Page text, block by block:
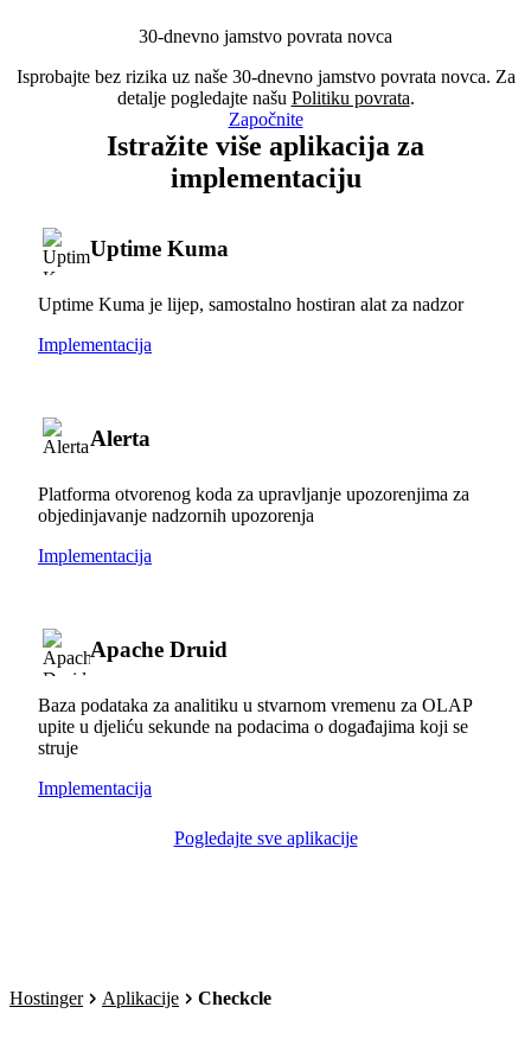
30-dnevno jamstvo povrata novca
Isprobajte bez rizika uz naše 30-dnevno jamstvo povrata novca. Za
detalje pogledajte našu Politiku povrata.
Započnite
Istražite više aplikacija za
implementaciju
Uptime Kuma
Uptime Kuma je lijep, samostalno hostiran alat za nadzor
Implementacija
Alerta
Platforma otvorenog koda za upravljanje upozorenjima za
objedinjavanje nadzornih upozorenja
Implementacija
Apache Druid
Baza podataka za analitiku u stvarnom vremenu za OLAP
upite u djeliću sekunde na podacima o događajima koji se
struje
Implementacija
Pogledajte sve aplikacije
Hostinger Aplikacije Checkcle